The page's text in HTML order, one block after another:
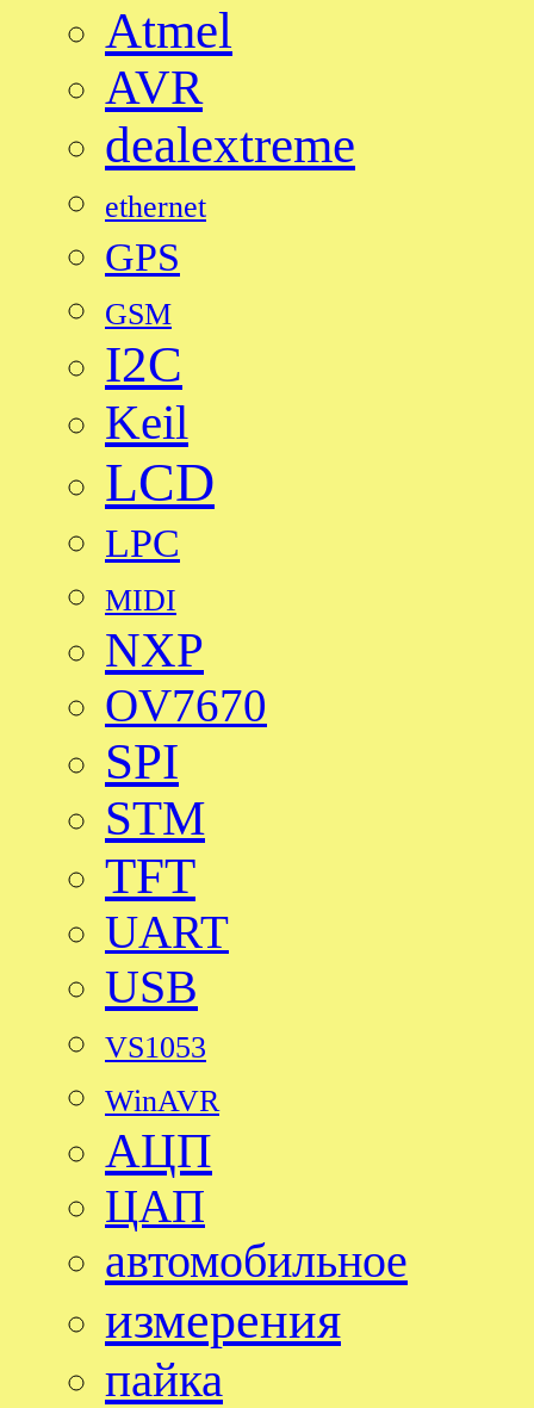
Atmel
AVR
dealextreme
ethernet
GPS
GSM
I2C
Keil
LCD
LPC
MIDI
NXP
OV7670
SPI
STM
TFT
UART
USB
VS1053
WinAVR
АЦП
ЦАП
автомобильное
измерения
пайка